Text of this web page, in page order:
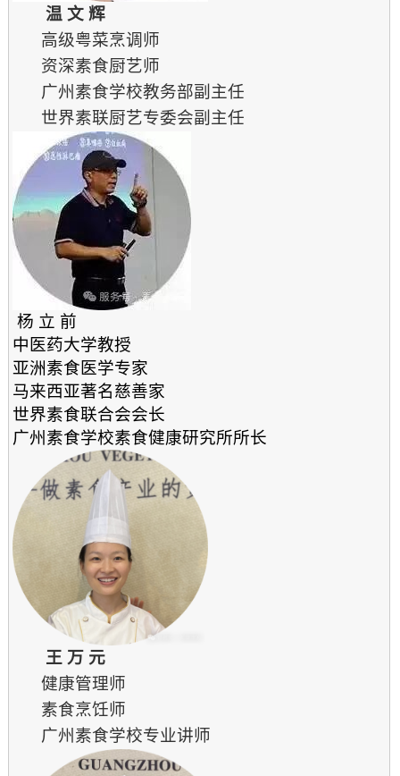
温 文 辉
高级粤菜烹调师
资深素食厨艺师
广州素食学校教务部副主任
世界素联厨艺专委会副主任
杨 立 前
中医药大学教授
亚洲素食医学专家
马来西亚著名慈善家
世界素食联合会会长
广州素食学校素食健康研究所所长
王 万 元
健康管理师
素食烹饪师
广州素食学校专业讲师